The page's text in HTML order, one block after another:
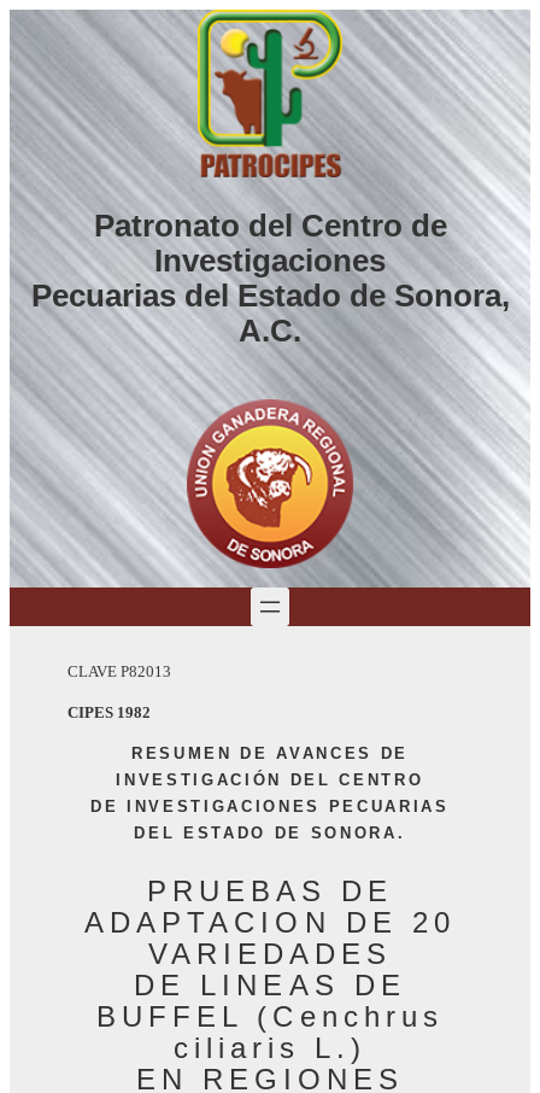
Saltar
al
contenido
Patronato del Centro de
Investigaciones
Pecuarias del Estado de Sonora,
A.C.
CLAVE P82013
CIPES 1982
RESUMEN DE AVANCES DE
INVESTIGACIÓN DEL CENTRO
DE INVESTIGACIONES PECUARIAS
DEL ESTADO DE SONORA.
PRUEBAS DE
ADAPTACION DE 20
VARIEDADES
DE LINEAS DE
BUFFEL (Cenchrus
ciliaris L.)
EN REGIONES